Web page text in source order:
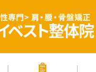
整体院グルー